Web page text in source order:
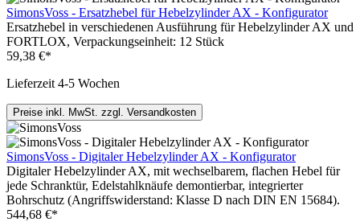
SimonsVoss - Ersatzhebel für Hebelzylinder AX - Konfigurator
Ersatzhebel in verschiedenen Ausführung für Hebelzylinder AX und
FORTLOX, Verpackungseinheit: 12 Stück
59,38 €*
Lieferzeit 4-5 Wochen
Preise inkl. MwSt. zzgl. Versandkosten
SimonsVoss - Digitaler Hebelzylinder AX - Konfigurator
Digitaler Hebelzylinder AX, mit wechselbarem, flachen Hebel für
jede Schranktür, Edelstahlknäufe demontierbar, integrierter
Bohrschutz (Angriffswiderstand: Klasse D nach DIN EN 15684).
544,68 €*